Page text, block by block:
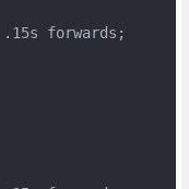
forwards;